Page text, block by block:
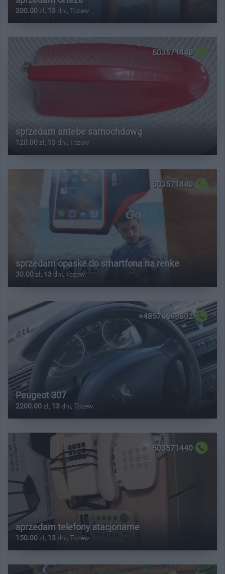
200.00 zł, 13 dni, Tczew
503571440
sprzedam antebe samochdową
120.00 zł, 13 dni, Tczew
503571440
sprzedam opaske do smartfona na renke
30.00 zł, 13 dni, Tczew
+48570588802
Peugeot 307
2200.00 zł, 13 dni, Tczew
503571440
sprzedam telefony stacjonarne
150.00 zł, 13 dni, Tczew